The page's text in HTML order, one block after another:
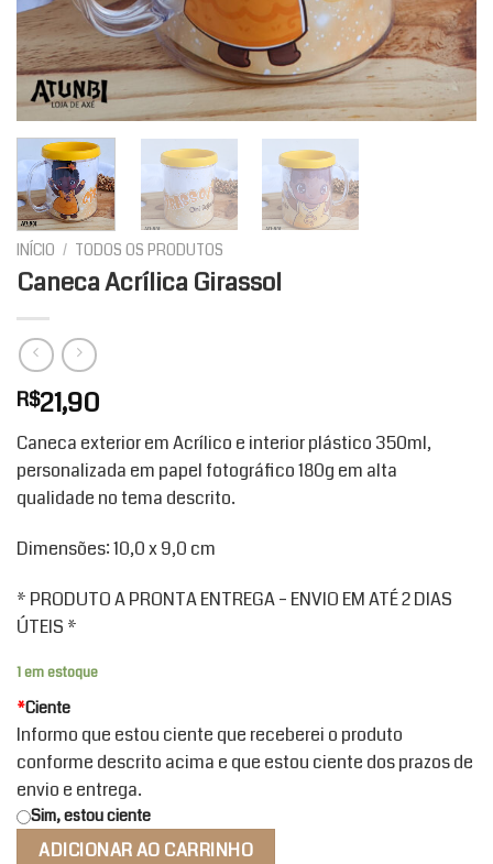
INÍCIO / TODOS OS PRODUTOS
Caneca Acrílica Girassol
R$21,90
Caneca exterior em Acrílico e interior plástico 350ml,
personalizada em papel fotográfico 180g em alta
qualidade no tema descrito.
Dimensões: 10,0 x 9,0 cm
* PRODUTO A PRONTA ENTREGA – ENVIO EM ATÉ 2 DIAS
ÚTEIS *
1 em estoque
*Ciente
Informo que estou ciente que receberei o produto
conforme descrito acima e que estou ciente dos prazos de
envio e entrega.
Sim, estou ciente
ADICIONAR AO CARRINHO